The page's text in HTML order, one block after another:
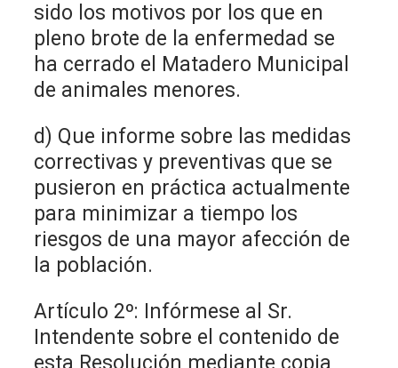
sido los motivos por los que en
pleno brote de la enfermedad se
ha cerrado el Matadero Municipal
de animales menores.
d) Que informe sobre las medidas
correctivas y preventivas que se
pusieron en práctica actualmente
para minimizar a tiempo los
riesgos de una mayor afección de
la población.
Artículo 2º: Infórmese al Sr.
Intendente sobre el contenido de
esta Resolución mediante copia